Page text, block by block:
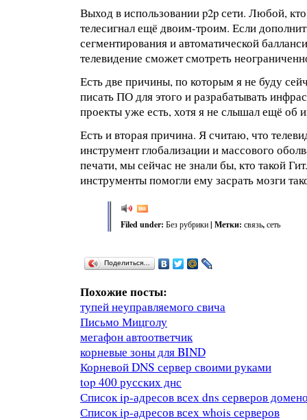
Выход в использовании p2p сети. Любой,
телесигнал ещё двоим-троим. Если
сегментирования и автоматической
телевидение сможет смотреть
Есть две причины, по которым я не буду
писать ПО для этого и разрабатывать
проекты уже есть, хотя я не слышал ещё об
Есть и вторая причина. Я считаю, что
инструмент глобализации и массового
печати, мы сейчас не знали бы, кто такой
инструменты помогли ему засрать мозги
Filed under: Без рубрики| Метки: связь,сеть
Поделиться…
Похожие посты:
тупей неуправляемого свича
Письмо Мицголу
мегафон автоответчик
корневые зоны для BIND
Корневой DNS сервер своими руками
top 400 русских днс
Список ip-адресов всех dns серверов
Список ip-адресов всех whois серверов